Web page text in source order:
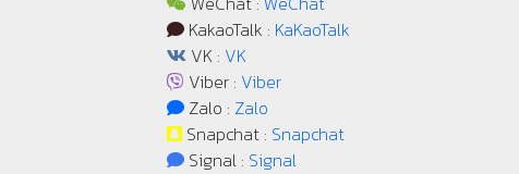
KakaoTalk : KaKaoTalk
VK : VK
Viber : Viber
Zalo : Zalo
Snapchat : Snapchat
Signal : Signal